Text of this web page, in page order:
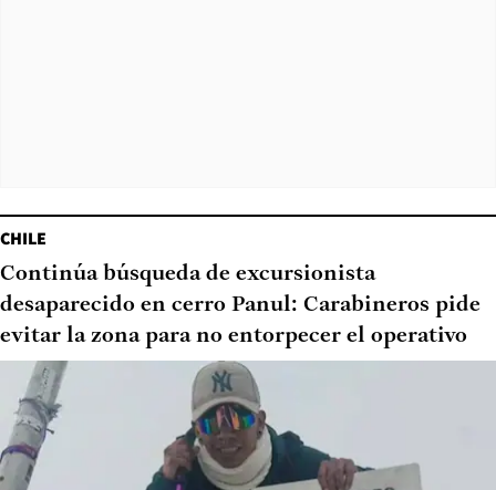
CHILE
Continúa búsqueda de excursionista
desaparecido en cerro Panul: Carabineros pide
evitar la zona para no entorpecer el operativo